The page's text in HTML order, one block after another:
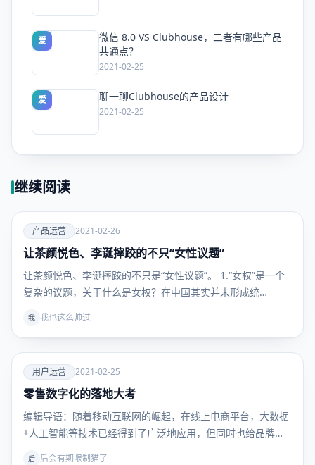
爱
微信 8.0 VS Clubhouse，二者有哪些产品
共通点？
2021-02-25
爱 聊一聊Clubhouse的产品设计
2021-02-25
继续阅读
爱
产品运
营
产品运营 2021-02-26
让茶颜悦色、李诞摔跤的不只“女性议题”
让茶颜悦色、李诞摔跤的不只是“女性议题”。 1.“女权”是一个
复杂的议题，关于什么是女权？在中国其实并未形成统…
我 我也这么帅过
爱
用户运
营
用户运营 2021-02-25
零售数字化的落地大考
编辑导语：随着移动互联网的崛起，在线上电商平台，大数据
+人工智能等技术已经得到了广泛地应用，但同时也给品牌商
后 后会有期限制猫了